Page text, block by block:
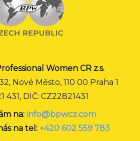
Women CR z.s.
Nové Město, 110 00 Praha 1
431, DIČ: CZ22821431
na: info@bpwcz.com
na tel: +420 602 559 783